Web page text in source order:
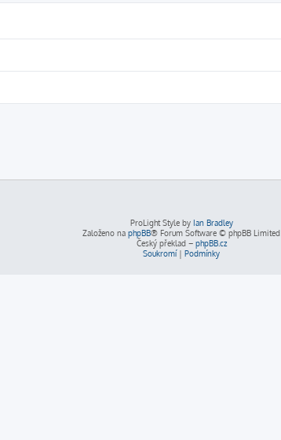
ProLight Style by Ian Bradley
Založeno na phpBB® Forum Software © phpBB Limited
Český překlad – phpBB.cz
Soukromí| Podmínky